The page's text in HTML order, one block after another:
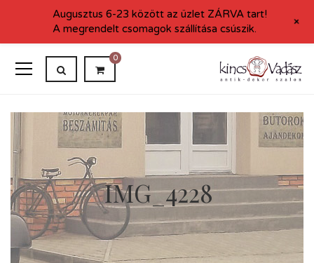
0
IMG_4228
Augusztus 6-23 között az üzlet ZÁRVA tart!
A megrendelt csomagok szállítása csúszik.
+